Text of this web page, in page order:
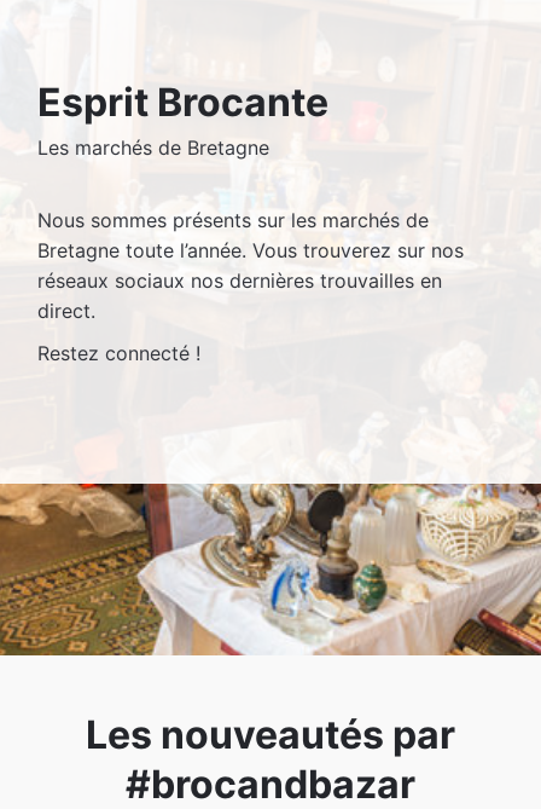
Esprit Brocante
Les marchés de Bretagne
Nous sommes présents sur les marchés de
Bretagne toute l’année. Vous trouverez sur nos
réseaux sociaux nos dernières trouvailles en
direct.
Restez connecté !
Les nouveautés par
#brocandbazar